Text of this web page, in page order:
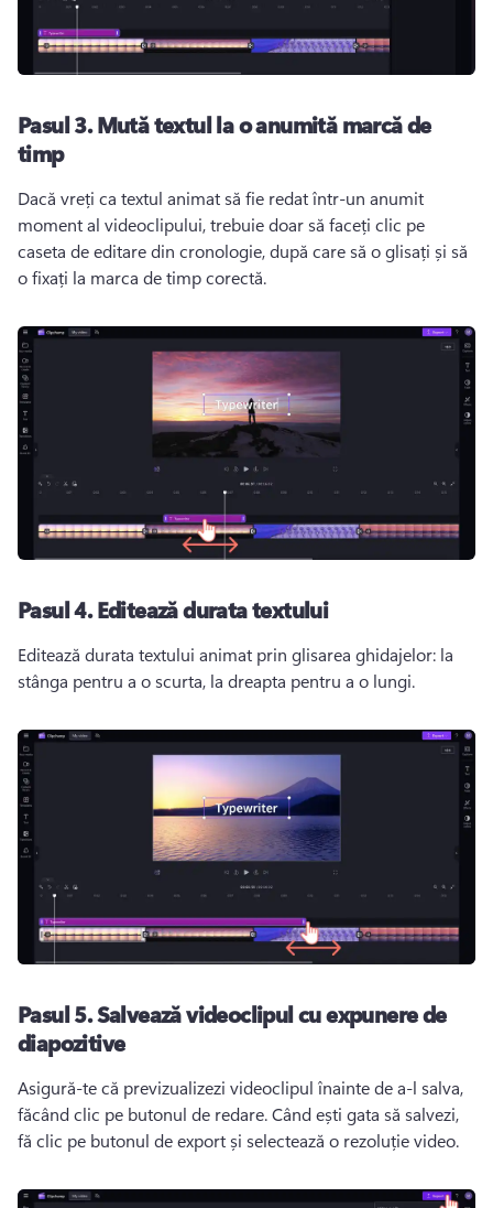
Pasul 3.Mută textul la o anumită marcă de
timp
Dacă vreți ca textul animat să fie redat într-un anumit
moment al videoclipului, trebuie doar să faceți clic pe
caseta de editare din cronologie, după care să o glisați și să
o fixați la marca de timp corectă.
Pasul 4.Editează durata textului
Editează durata textului animat prin glisarea ghidajelor: la
stânga pentru a o scurta, la dreapta pentru a o lungi.
Pasul 5.Salvează videoclipul cu expunere de
diapozitive
Asigură-te că previzualizezi videoclipul înainte de a-l salva,
făcând clic pe butonul de redare. Când ești gata să salvezi,
fă clic pe butonul de export și selectează o rezoluție video.